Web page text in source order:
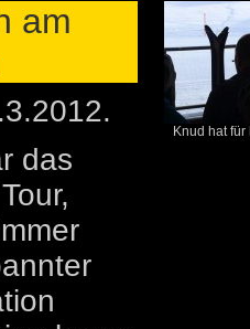
am
Knud hat
das